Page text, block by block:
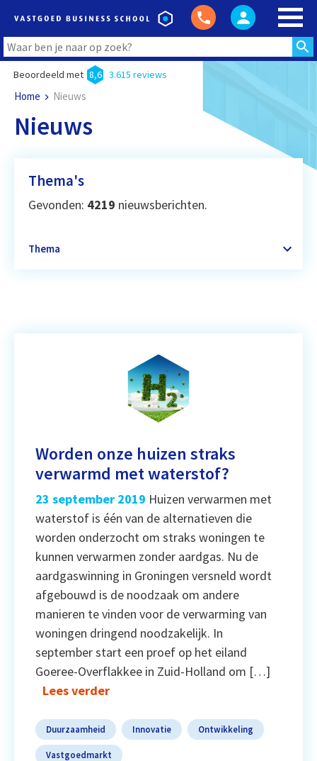
Beoordeeld met 8,6 3.615 reviews
Home Nieuws
Nieuws
Thema's
Gevonden: 4219 nieuwsberichten.
Thema
Worden onze huizen straks
verwarmd met waterstof?
23 september 2019 Huizen verwarmen met
waterstof is één van de alternatieven die
worden onderzocht om straks woningen te
kunnen verwarmen zonder aardgas. Nu de
aardgaswinning in Groningen versneld wordt
afgebouwd is de noodzaak om andere
manieren te vinden voor de verwarming van
woningen dringend noodzakelijk. In
september start een proef op het eiland
Goeree-Overflakkee in Zuid-Holland om […]
Lees verder
Duurzaamheid Innovatie Ontwikkeling
Vastgoedmarkt